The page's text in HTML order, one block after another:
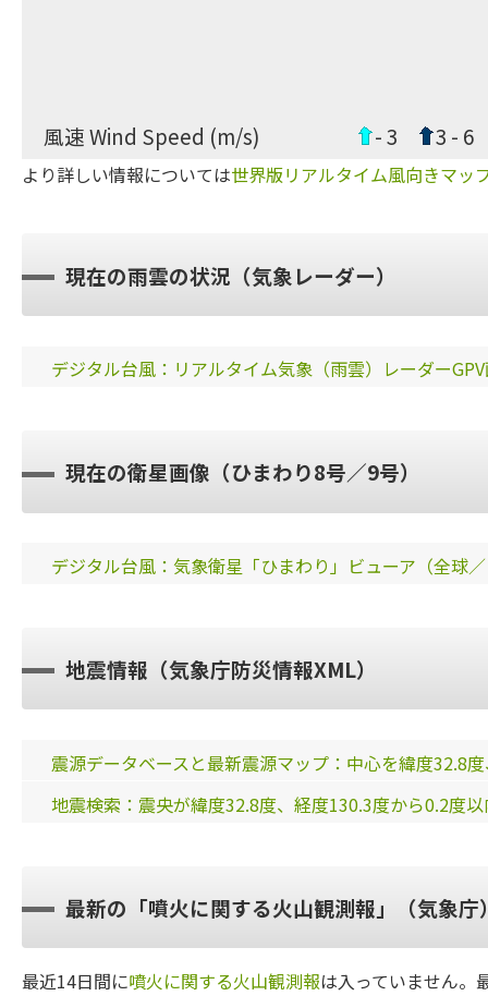
風速 Wind Speed (m/s) - 3 3 - 6
より詳しい情報については世界版リアルタイム風向きマッ
現在の雨雲の状況（気象レーダー）
デジタル台風：リアルタイム気象（雨雲）レーダー
現在の衛星画像（ひまわり8号／9号）
デジタル台風：気象衛星「ひまわり」ビューア（全球
地震情報（気象庁防災情報XML）
震源データベースと最新震源マップ：中心を緯度32.8
地震検索：震央が緯度32.8度、経度130.3度から0.2度
最新の「噴火に関する火山観測報」（気象庁
最近14日間に噴火に関する火山観測報は入っていません。